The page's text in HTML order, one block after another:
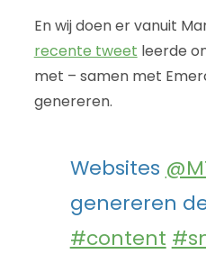
En wij doen er vanuit
recente tweet leerde
met – samen met
genereren.
Websites
genereren
#content